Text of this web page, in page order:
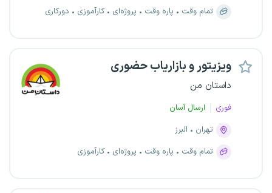
تمام وقت
پاره وقت پروژه‌ای کارآموزی دورکاری
ویزیتور و بازاریاب حضوری
داستان من
فوری
ارسال آسان
تهران
البرز
تمام وقت
پاره وقت پروژه‌ای کارآموزی